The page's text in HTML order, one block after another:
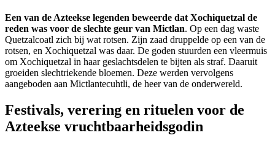
Een van de Azteekse legenden beweerde dat Xochiquetzal de
reden was voor de slechte geur van Mictlan. Op een dag waste
Quetzalcoatl zich bij wat rotsen. Zijn zaad druppelde op een van de
rotsen, en Xochiquetzal was daar. De goden stuurden een vleermuis
om Xochiquetzal in haar geslachtsdelen te bijten als straf. Daaruit
groeiden slechtriekende bloemen. Deze werden vervolgens
aangeboden aan Mictlantecuhtli, de heer van de onderwereld.
Festivals, verering en rituelen voor de
Azteekse vruchtbaarheidsgodin